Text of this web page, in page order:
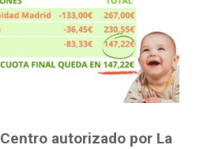
Centro autorizado por La